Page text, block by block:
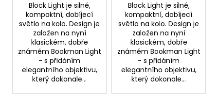
Block Light je silné,
kompaktní, dobíjecí
světlo na kolo. Design je
založen na nyní
klasickém, dobře
známém Bookman Light
- s přidáním
elegantního objektivu,
který dokonale...
Block Light je silné,
kompaktní, dobíjecí
světlo na kolo. Design je
založen na nyní
klasickém, dobře
známém Bookman Light
- s přidáním
elegantního objektivu,
který dokonale...